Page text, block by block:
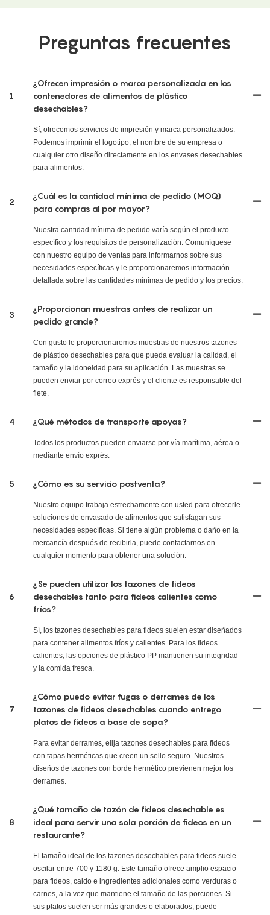
Preguntas frecuentes
1
¿Ofrecen impresión o marca personalizada en los
contenedores de alimentos de plástico
desechables?
Sí, ofrecemos servicios de impresión y marca personalizados.
Podemos imprimir el logotipo, el nombre de su empresa o
cualquier otro diseño directamente en los envases desechables
para alimentos.
2
¿Cuál es la cantidad mínima de pedido (MOQ)
para compras al por mayor?
Nuestra cantidad mínima de pedido varía según el producto
específico y los requisitos de personalización. Comuníquese
con nuestro equipo de ventas para informarnos sobre sus
necesidades específicas y le proporcionaremos información
detallada sobre las cantidades mínimas de pedido y los precios.
3
¿Proporcionan muestras antes de realizar un
pedido grande?
Con gusto le proporcionaremos muestras de nuestros tazones
de plástico desechables para que pueda evaluar la calidad, el
tamaño y la idoneidad para su aplicación. Las muestras se
pueden enviar por correo exprés y el cliente es responsable del
flete.
4 ¿Qué métodos de transporte apoyas?
Todos los productos pueden enviarse por vía marítima, aérea o
mediante envío exprés.
5 ¿Cómo es su servicio postventa?
Nuestro equipo trabaja estrechamente con usted para ofrecerle
soluciones de envasado de alimentos que satisfagan sus
necesidades específicas. Si tiene algún problema o daño en la
mercancía después de recibirla, puede contactarnos en
cualquier momento para obtener una solución.
6
¿Se pueden utilizar los tazones de fideos
desechables tanto para fideos calientes como
fríos?
Sí, los tazones desechables para fideos suelen estar diseñados
para contener alimentos fríos y calientes. Para los fideos
calientes, las opciones de plástico PP mantienen su integridad
y la comida fresca.
7
¿Cómo puedo evitar fugas o derrames de los
tazones de fideos desechables cuando entrego
platos de fideos a base de sopa?
Para evitar derrames, elija tazones desechables para fideos
con tapas herméticas que creen un sello seguro. Nuestros
diseños de tazones con borde hermético previenen mejor los
derrames.
8
¿Qué tamaño de tazón de fideos desechable es
ideal para servir una sola porción de fideos en un
restaurante?
El tamaño ideal de los tazones desechables para fideos suele
oscilar entre 700 y 1180 g. Este tamaño ofrece amplio espacio
para fideos, caldo e ingredientes adicionales como verduras o
carnes, a la vez que mantiene el tamaño de las porciones. Si
sus platos suelen ser más grandes o elaborados, puede